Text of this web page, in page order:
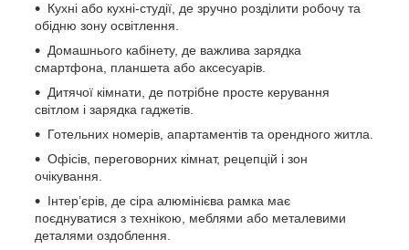
Кухні або кухні-студії, де зручно розділити робочу та
обідню зону освітлення.
Домашнього кабінету, де важлива зарядка
смартфона, планшета або аксесуарів.
Дитячої кімнати, де потрібне просте керування
світлом і зарядка гаджетів.
Готельних номерів, апартаментів та орендного житла.
Офісів, переговорних кімнат, рецепцій і зон
очікування.
Інтер’єрів, де сіра алюмінієва рамка має
поєднуватися з технікою, меблями або металевими
деталями оздоблення.